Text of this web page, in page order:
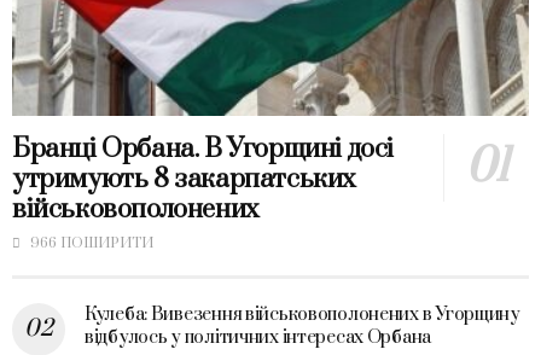
Бранці Орбана. В Угорщині досі
утримують 8 закарпатських
військовополонених
966 ПОШИРИТИ
Кулеба: Вивезення військовополонених в Угорщину
відбулось у політичних інтересах Орбана